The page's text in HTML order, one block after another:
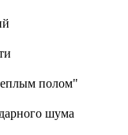
полом"
шума